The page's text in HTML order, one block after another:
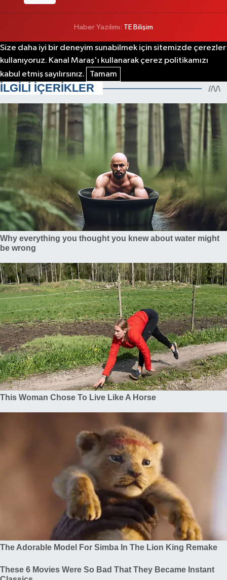
Haber Yazılımı: TE Bilişim
Size daha iyi bir deneyim sunabilmek için sitemizde çerezler
kullanıyoruz. Kanal Maraş'ı kullanarak çerez politikamızı
kabul etmiş sayılırsınız.
Tamam